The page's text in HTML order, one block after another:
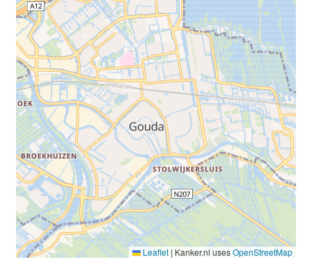
Leaflet | Kanker.nl usesOpenStreetMap